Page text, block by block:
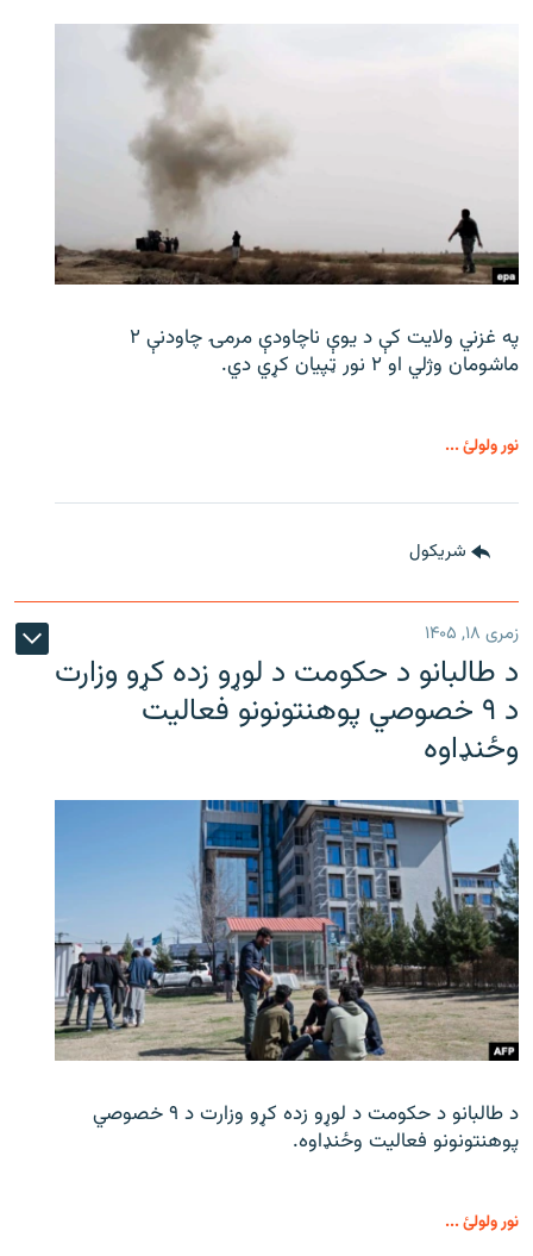
په غزني ولایت کې د یوې ناچاودې مرمۍ چاودنې ۲
ماشومان وژلي او ۲ نور ټپیان کړي دي.
نور ولولئ ...
شريکول
زمری ۱۸, ۱۴۰۵
د طالبانو د حکومت د لوړو زده کړو وزارت
د ۹ خصوصي پوهنتونونو فعالیت
وځنډاوه
د طالبانو د حکومت د لوړو زده کړو وزارت د ۹ خصوصي
پوهنتونونو فعالیت وځنډاوه.
نور ولولئ ...